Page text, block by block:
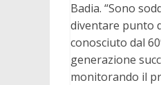
Badia. “Sono
diventare punto
conosciuto dal
generazione
monitorando il